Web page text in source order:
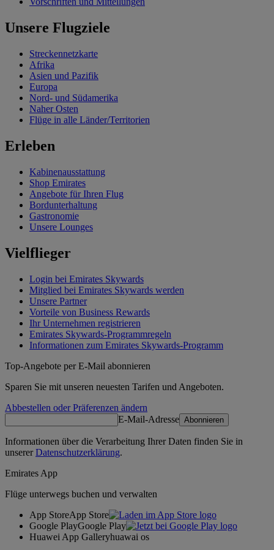
Unsere Flugziele
Streckennetzkarte
Afrika
Asien und Pazifik
Europa
Nord- und Südamerika
Naher Osten
Flüge in alle Länder/Territorien
Erleben
Kabinenausstattung
Shop Emirates
Angebote für Ihren Flug
Bordunterhaltung
Gastronomie
Unsere Lounges
Vielflieger
Login bei Emirates Skywards
Mitglied bei Emirates Skywards werden
Unsere Partner
Vorteile von Business Rewards
Ihr Unternehmen registrieren
Emirates Skywards-Programmregeln
Informationen zum Emirates Skywards-Programm
Top-Angebote per E-Mail abonnieren
Sparen Sie mit unseren neuesten Tarifen und Angeboten.
Abbestellen oder Präferenzen ändern
E-Mail-Adresse Abonnieren
Informationen über die Verarbeitung Ihrer Daten finden Sie in
unsererDatenschutzerklärung.
Emirates App
Flüge unterwegs buchen und verwalten
App StoreApp Store
Google PlayGoogle Play
Huawei App Galleryhuawai os